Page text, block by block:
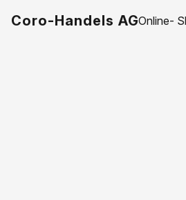
Coro-Handels AGOnline-